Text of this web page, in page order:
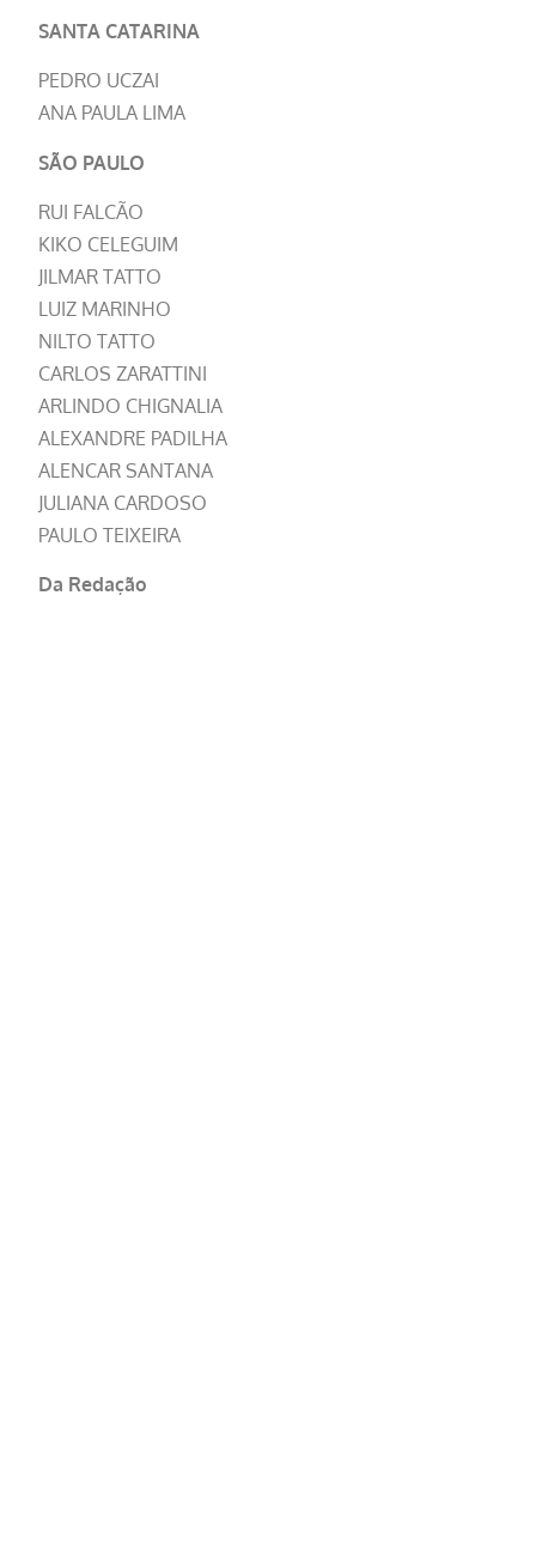
SANTA CATARINA
PEDRO UCZAI
ANA PAULA LIMA
SÃO PAULO
RUI FALCÃO
KIKO CELEGUIM
JILMAR TATTO
LUIZ MARINHO
NILTO TATTO
CARLOS ZARATTINI
ARLINDO CHIGNALIA
ALEXANDRE PADILHA
ALENCAR SANTANA
JULIANA CARDOSO
PAULO TEIXEIRA
Da Redação